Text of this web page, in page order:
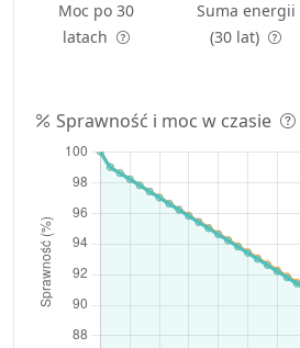
Moc po 30
latach
Suma energii
(30 lat)
Sprawność i moc w czasie